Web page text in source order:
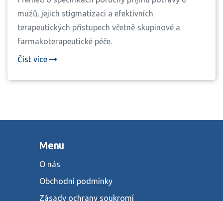
mužů, jejich stigmatizaci a efektivních
terapeutických přístupech včetně skupinové a
farmakoterapeutické péče.
Číst více
Menu
O nás
Obchodní podmínky
Zásady ochrany soukromí